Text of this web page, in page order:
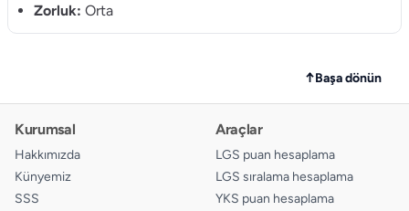
12. A B C D
15.
Zorluk: Orta
↑Başa dönün
Kurumsal
Hakkımızda
Künyemiz
SSS
Araçlar
LGS puan hesaplama
LGS sıralama hesaplama
YKS puan hesaplama